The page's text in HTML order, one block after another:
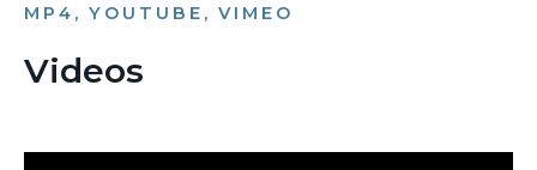
MP4, YOUTUBE, VIMEO
Videos